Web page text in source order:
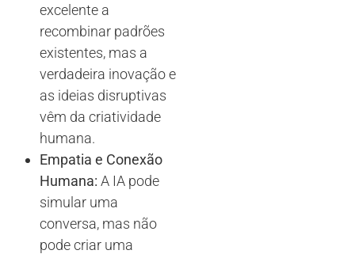
excelente a
recombinar padrões
existentes, mas a
verdadeira inovação e
as ideias disruptivas
vêm da criatividade
humana.
Empatia e Conexão
Humana: A IA pode
simular uma
conversa, mas não
pode criar uma